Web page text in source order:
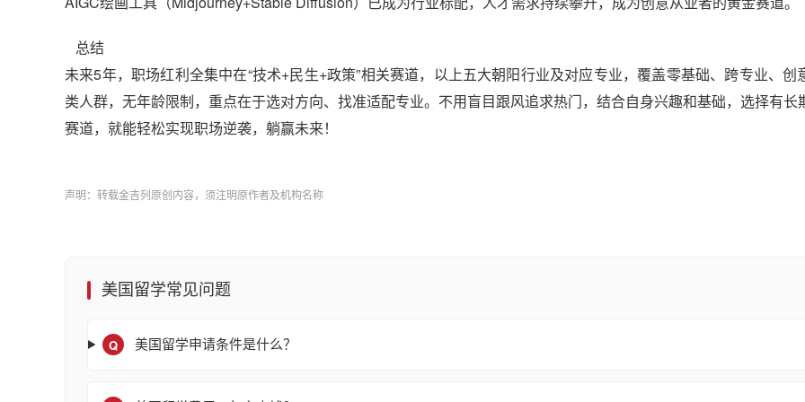
总结
未来5年，职场红利全集中在“技术+民生+政策”相关赛道，以上五大朝阳行业及对应专业，覆盖零基础、跨专业、创
类人群，无年龄限制，重点在于选对方向、找准适配专业。不用盲目跟风追求热门，结合自身兴趣和基础，选择有长
赛道，就能轻松实现职场逆袭，躺赢未来！
声明：转载金吉列原创内容，须注明原作者及机构名称
美国留学常见问题
Q 美国留学申请条件是什么？